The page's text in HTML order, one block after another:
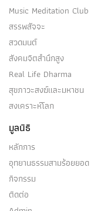
Music Meditation Club
สรรพสัจจะ
สวดมนต์
สังคมจิตสำนึกสูง
Real Life Dharma
สุขภาวะสงฆ์และมหาชน
สงเคราะห์โลก
มูลนิธิ
หลักการ
อุทยานธรรมสามร้อยยอด
กิจกรรม
ติดต่อ